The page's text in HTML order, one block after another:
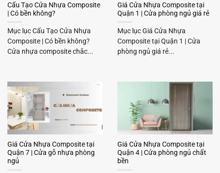
Cấu Tạo Cửa Nhựa Composite
| Có bền không?
Mục lục Cấu Tạo Cửa Nhựa
Composite | Có bền không?
Cửa nhựa composite chắc...
Giá Cửa Nhựa Composite tại
Quận 1 | Cửa phòng ngủ giá rẻ
Mục lục Giá Cửa Nhựa
Composite tại Quận 1 | Cửa
phòng ngủ giá rẻ...
Giá Cửa Nhựa Composite tại
Quận 7 | Cửa gỗ nhựa phòng
ngủ
Giá Cửa Nhựa Composite tại
Quận 4 | Cửa phòng ngủ chất
bền